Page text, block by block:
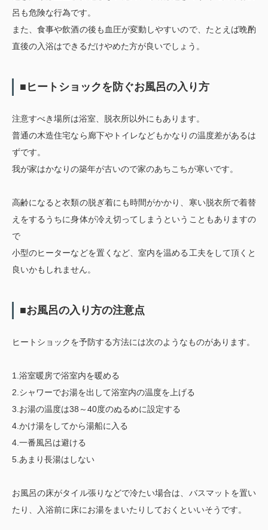
呂も危険な行為です。
また、食事や飲酒の後も血圧が変動しやすいので、たとえば晩酌
直後の入浴はできるだけやめた方が良いでしょう。
■ヒートショックを防ぐお風呂の入り方
注意すべき場所は浴室、脱衣所以外にもあります。
普通の木造住宅なら廊下やトイレなどもかなりの温度差があるは
ずです。
我が家はかなりの築年が古いので家のあちこちが寒いです。
高齢になると衣類の脱ぎ着にも時間がかかり、寒い脱衣所で着替
えをするうちに身体が冷え切ってしまうということもありますの
で
小型のヒーターなどを置くなど、室内を温める工夫をして頂くと
良いかもしれません。
■お風呂の入り方の注意点
ヒートショックを予防する方法には次のようなものがあります。
1.浴室暖房で浴室内を暖める
2.シャワーでお湯を出して浴室内の温度を上げる
3.お湯の温度は38～40度のぬるめに設定する
4.かけ湯をしてから湯船に入る
4.一番風呂は避ける
5.あまり長湯はしない
お風呂の床がタイル張りなどで冷たい場合は、バスマットを置い
たり、入浴前に床にお湯をまいたりしておくといいそうです。